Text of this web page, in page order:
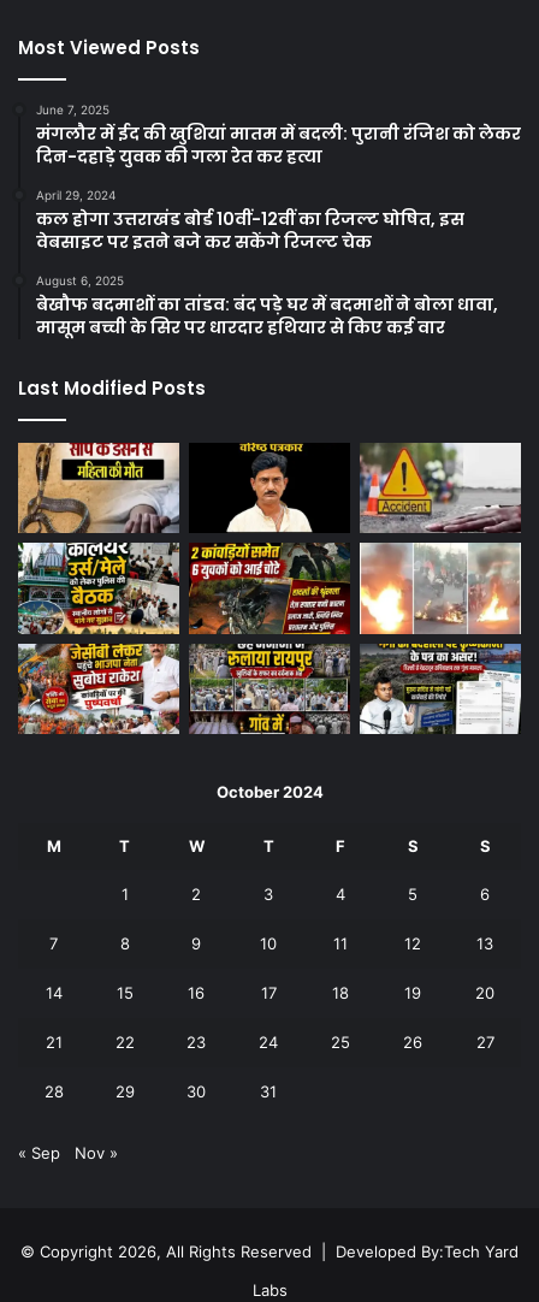
Most Viewed Posts
June 7, 2025
मंगलौर में ईद की खुशियां मातम में बदली: पुरानी रंजिश को लेकर
दिन-दहाड़े युवक की गला रेत कर हत्या
April 29, 2024
कल होगा उत्तराखंड बोर्ड 10वीं-12वीं का रिजल्ट घोषित, इस
वेबसाइट पर इतने बजे कर सकेंगे रिजल्ट चेक
August 6, 2025
बेखौफ बदमाशों का तांडव: बंद पड़े घर में बदमाशों ने बोला धावा,
मासूम बच्ची के सिर पर धारदार हथियार से किए कई वार
Last Modified Posts
October 2024
M T W T F S S
1 2 3 4 5 6
7 8 9 10 11 12 13
14 15 16 17 18 19 20
21 22 23 24 25 26 27
28 29 30 31
« Sep Nov »
© Copyright 2026, All Rights Reserved | Developed By:Tech Yard
Labs